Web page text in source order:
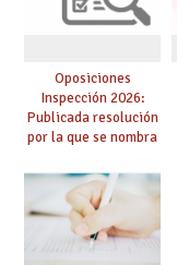
Oposiciones
Inspección 2026:
Publicada resolución
por la que se nombra
prácticas, se regulan
dichas prácticas y se
convoca acto público
de adjudicación